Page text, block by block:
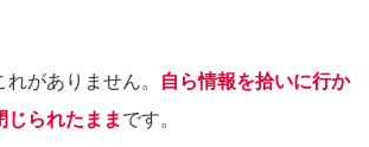
がありません。
自ら情報を拾いに行か
じられたままです。